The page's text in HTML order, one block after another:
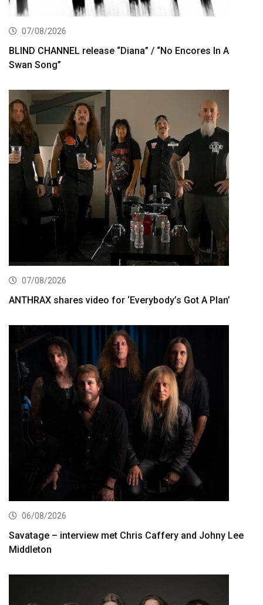
07/08/2026
BLIND CHANNEL release “Diana” / “No Encores In A
Swan Song”
07/08/2026
ANTHRAX shares video for ‘Everybody’s Got A Plan’
06/08/2026
Savatage – interview met Chris Caffery and Johny Lee
Middleton